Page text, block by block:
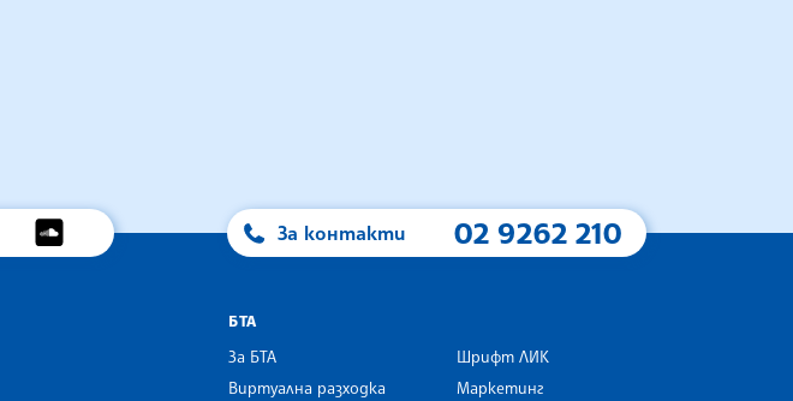
За контакти 02 9262 210
БТА
За БТА
Виртуална разходка
Шрифт ЛИК
Маркетинг